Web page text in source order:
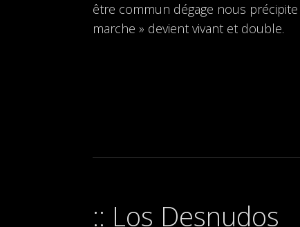
être commun dégage nous
marche » devient vivant et double.
Los Desnudos